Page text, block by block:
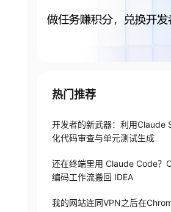
热门推荐
开发者的新武器：利用Claude
化代码审查与单元测试生成
还在终端里用 Claude Code？
编码工作流搬回 IDEA
我的网站连同VPN之后在